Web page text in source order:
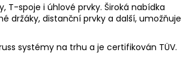
T-spoje i úhlové prvky. Široká nabídka
držáky, distanční prvky a další, umožňuje
systémy na trhu a je certifikován TÜV.